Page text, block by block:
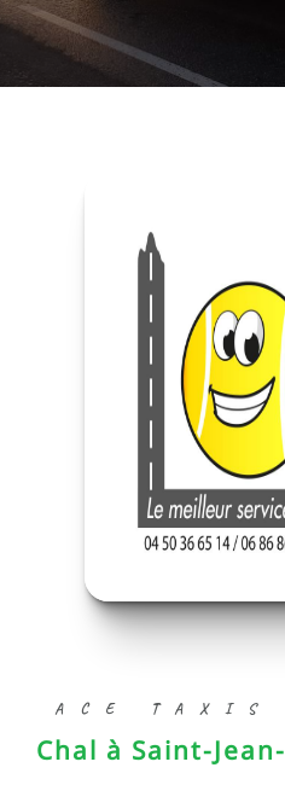
ACE TAXIS
Chal à Saint-